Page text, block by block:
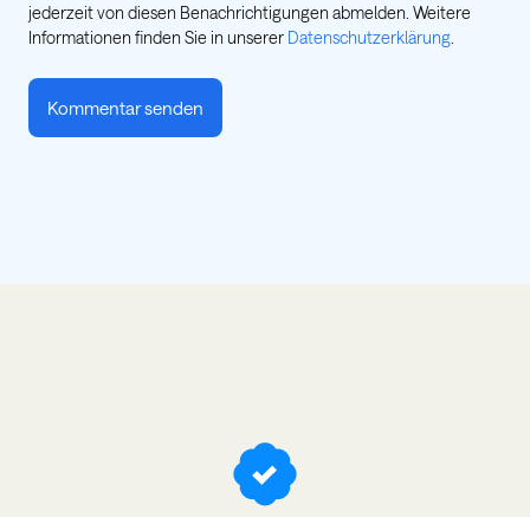
jederzeit von diesen Benachrichtigungen abmelden. Weitere
Informationen finden Sie in unserer Datenschutzerklärung